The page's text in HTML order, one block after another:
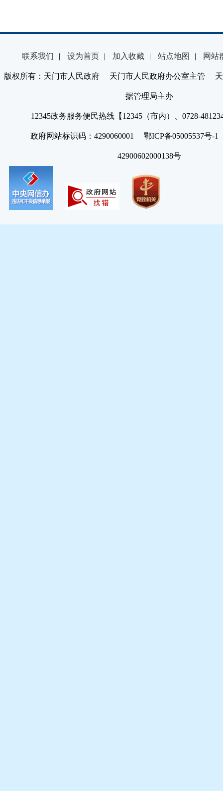
联系我们 | 设为首页 | 加入收藏 | 站点地图 | 网站
版权所有：天门市人民政府 天门市人民政府办公室主管 天
据管理局主办
12345政务服务便民热线【12345（市内）、0728-
政府网站标识码：4290060001 鄂ICP备05005537号
42900602000138号